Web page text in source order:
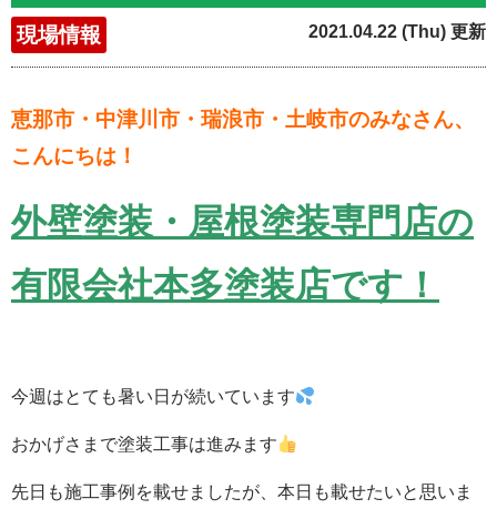
現場情報 2021.04.22 (Thu) 更新
恵那市・中津川市・瑞浪市・土岐市のみなさん、
こんにちは！
外壁塗装・屋根塗装専門店の
有限会社本多塗装店です！
今週はとても暑い日が続いています
おかげさまで塗装工事は進みます
先日も施工事例を載せましたが、本日も載せたいと思いま